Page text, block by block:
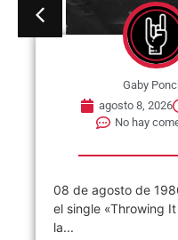
Gaby
agosto 8, 2026
No hay
08 de agosto de
el single «Throwing
la...